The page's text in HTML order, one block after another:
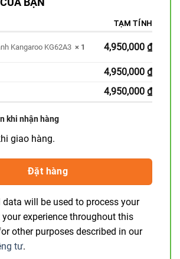
BẠN
TẠM TÍNH
Kangaroo KG62A3 × 1 4,950,000 ₫
4,950,000 ₫
4,950,000 ₫
khi nhận hàng
giao hàng.
Đặt hàng
data will be used to process your
your experience throughout this
other purposes described in our
tư.